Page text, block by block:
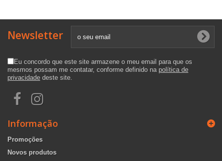
Newsletter
Eu concordo que este site armazene o meu email para que os
mesmos possam me contatar, conforme definido na política de
privacidade deste site.
Informação
Promoções
Novos produtos